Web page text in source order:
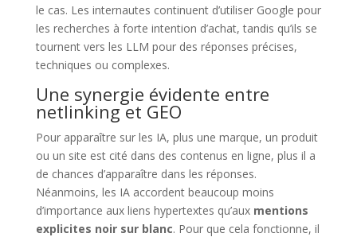
le cas. Les internautes continuent d’utiliser Google pour
les recherches à forte intention d’achat, tandis qu’ils se
tournent vers les LLM pour des réponses précises,
techniques ou complexes.
Une synergie évidente entre
netlinking et GEO
Pour apparaître sur les IA, plus une marque, un produit
ou un site est cité dans des contenus en ligne, plus il a
de chances d’apparaître dans les réponses.
Néanmoins, les IA accordent beaucoup moins
d’importance aux liens hypertextes qu’aux mentions
explicites noir sur blanc. Pour que cela fonctionne, il